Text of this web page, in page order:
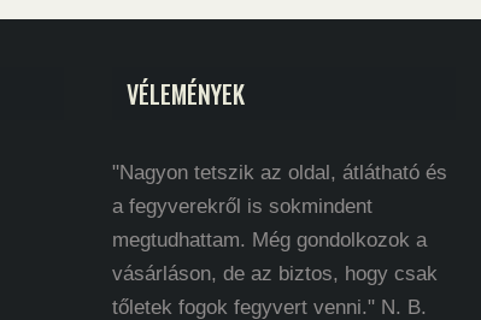
VÉLEMÉNYEK
"Nagyon tetszik az oldal, átlátható és
a fegyverekről is sokmindent
megtudhattam. Még gondolkozok a
vásárláson, de az biztos, hogy csak
tőletek fogok fegyvert venni." N. B.